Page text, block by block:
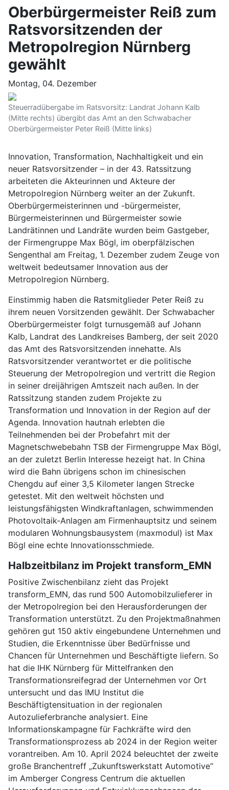
Oberbürgermeister Reiß zum
Ratsvorsitzenden der
Metropolregion Nürnberg
gewählt
Montag, 04. Dezember
Steuerradübergabe im Ratsvorsitz: Landrat Johann Kalb
(Mitte rechts) übergibt das Amt an den Schwabacher
Oberbürgermeister Peter Reiß (Mitte links)
Innovation, Transformation, Nachhaltigkeit und ein
neuer Ratsvorsitzender – in der 43. Ratssitzung
arbeiteten die Akteurinnen und Akteure der
Metropolregion Nürnberg weiter an der Zukunft.
Oberbürgermeisterinnen und -bürgermeister,
Bürgermeisterinnen und Bürgermeister sowie
Landrätinnen und Landräte wurden beim Gastgeber,
der Firmengruppe Max Bögl, im oberpfälzischen
Sengenthal am Freitag, 1. Dezember zudem Zeuge von
weltweit bedeutsamer Innovation aus der
Metropolregion Nürnberg.
Einstimmig haben die Ratsmitglieder Peter Reiß zu
ihrem neuen Vorsitzenden gewählt. Der Schwabacher
Oberbürgermeister folgt turnusgemäß auf Johann
Kalb, Landrat des Landkreises Bamberg, der seit 2020
das Amt des Ratsvorsitzenden innehatte. Als
Ratsvorsitzender verantwortet er die politische
Steuerung der Metropolregion und vertritt die Region
in seiner dreijährigen Amtszeit nach außen. In der
Ratssitzung standen zudem Projekte zu
Transformation und Innovation in der Region auf der
Agenda. Innovation hautnah erlebten die
Teilnehmenden bei der Probefahrt mit der
Magnetschwebebahn TSB der Firmengruppe Max Bögl,
an der zuletzt Berlin Interesse hezeigt hat. In China
wird die Bahn übrigens schon im chinesischen
Chengdu auf einer 3,5 Kilometer langen Strecke
getestet. Mit den weltweit höchsten und
leistungsfähigsten Windkraftanlagen, schwimmenden
Photovoltaik-Anlagen am Firmenhauptsitz und seinem
modularen Wohnungsbausystem (maxmodul) ist Max
Bögl eine echte Innovationsschmiede.
Halbzeitbilanz im Projekt transform_EMN
Positive Zwischenbilanz zieht das Projekt
transform_EMN, das rund 500 Automobilzulieferer in
der Metropolregion bei den Herausforderungen der
Transformation unterstützt. Zu den Projektmaßnahmen
gehören gut 150 aktiv eingebundene Unternehmen und
Studien, die Erkenntnisse über Bedürfnisse und
Chancen für Unternehmen und Beschäftigte liefern. So
hat die IHK Nürnberg für Mittelfranken den
Transformationsreifegrad der Unternehmen vor Ort
untersucht und das IMU Institut die
Beschäftigtensituation in der regionalen
Autozulieferbranche analysiert. Eine
Informationskampagne für Fachkräfte wird den
Transformationsprozess ab 2024 in der Region weiter
vorantreiben. Am 10. April 2024 beleuchtet der zweite
große Branchentreff „Zukunftswerkstatt Automotive“
im Amberger Congress Centrum die aktuellen